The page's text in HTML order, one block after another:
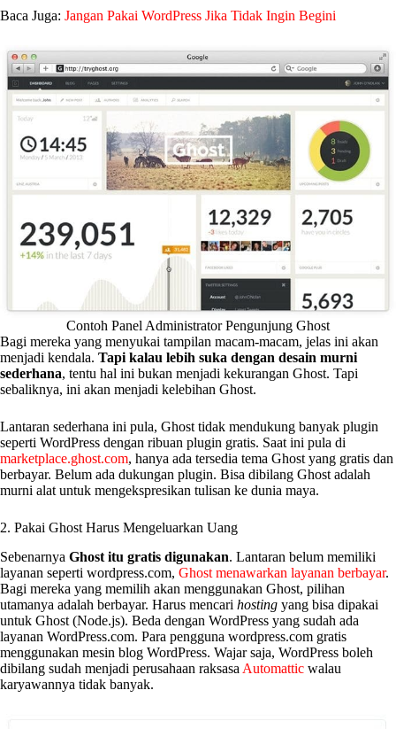
Baca Juga: Jangan Pakai WordPress Jika Tidak Ingin Begini
Contoh Panel Administrator Pengunjung Ghost
Bagi mereka yang menyukai tampilan macam-macam, jelas ini akan
menjadi kendala. Tapi kalau lebih suka dengan desain murni
sederhana, tentu hal ini bukan menjadi kekurangan Ghost. Tapi
sebaliknya, ini akan menjadi kelebihan Ghost.
Lantaran sederhana ini pula, Ghost tidak mendukung banyak plugin
seperti WordPress dengan ribuan plugin gratis. Saat ini pula di
marketplace.ghost.com, hanya ada tersedia tema Ghost yang gratis dan
berbayar. Belum ada dukungan plugin. Bisa dibilang Ghost adalah
murni alat untuk mengekspresikan tulisan ke dunia maya.
2. Pakai Ghost Harus Mengeluarkan Uang
Sebenarnya Ghost itu gratis digunakan. Lantaran belum memiliki
layanan seperti wordpress.com, Ghost menawarkan layanan berbayar.
Bagi mereka yang memilih akan menggunakan Ghost, pilihan
utamanya adalah berbayar. Harus mencari hosting yang bisa dipakai
untuk Ghost (Node.js). Beda dengan WordPress yang sudah ada
layanan WordPress.com. Para pengguna wordpress.com gratis
menggunakan mesin blog WordPress. Wajar saja, WordPress boleh
dibilang sudah menjadi perusahaan raksasa Automattic walau
karyawannya tidak banyak.